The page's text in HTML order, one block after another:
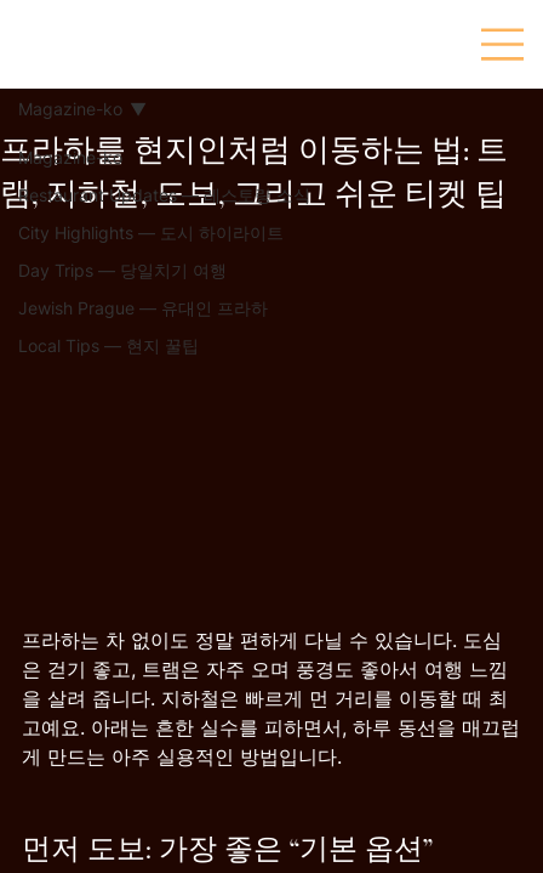
Magazine-ko
Restaurant Updates — 레스토랑 소식
City Highlights — 도시 하이라이트
Day Trips — 당일치기 여행
Jewish Prague — 유대인 프라하
Local Tips — 현지 꿀팁
Magazine-ko
프라하를 현지인처럼 이동하는 법: 트
램, 지하철, 도보, 그리고 쉬운 티켓 팁
프라하는 차 없이도 정말 편하게 다닐 수 있습니다. 도심
은 걷기 좋고, 트램은 자주 오며 풍경도 좋아서 여행 느낌
을 살려 줍니다. 지하철은 빠르게 먼 거리를 이동할 때 최
고예요. 아래는 흔한 실수를 피하면서, 하루 동선을 매끄럽
게 만드는 아주 실용적인 방법입니다.
먼저 도보: 가장 좋은 “기본 옵션”